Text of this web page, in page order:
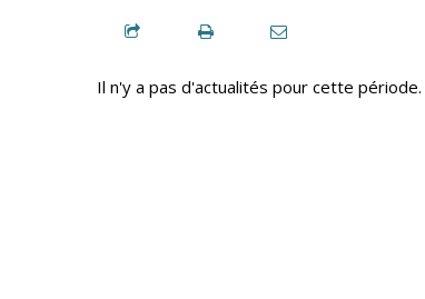
Il n'y a pas d'actualités pour cette période.